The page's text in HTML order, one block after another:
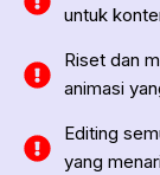
untuk
Riset dan
animasi
Editing
yang